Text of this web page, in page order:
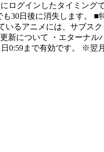
ログインしたタイミン
30日後に消失します。 ■
るアニメには、サブス
新について ・エターナ
0:59まで有効です。 ※